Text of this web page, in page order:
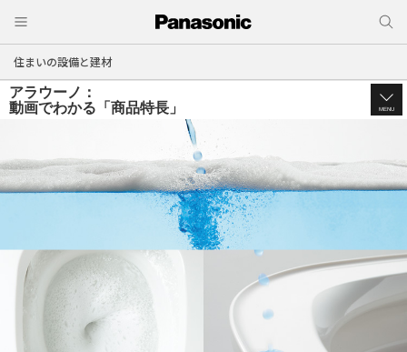
住まいの設備と建材
アラウーノ：
動画でわかる「商品特長」
MENU